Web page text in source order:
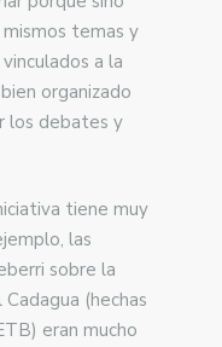
temas y
a la
organizado
los debates y
tiene muy
las
sobre la
(hechas
eran mucho